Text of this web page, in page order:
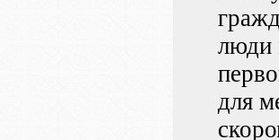
люди
для